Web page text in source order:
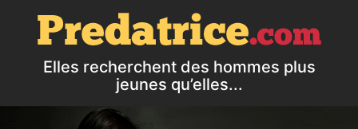
Elles recherchent des hommes plus
jeunes qu’elles...